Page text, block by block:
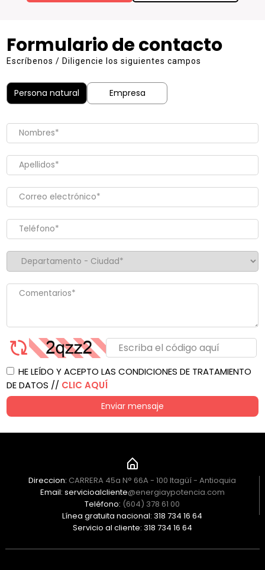
Formulario de contacto
Escríbenos / Diligencie los siguientes campos
Persona natural Empresa
HE LEÍDO Y ACEPTO LAS CONDICIONES DE TRATAMIENTO
DE DATOS // CLIC AQUÍ
Enviar mensaje
Direccion: CARRERA 45a N° 66A - 100 Itagüí - Antioquia
Email: servicioalcliente@energiaypotencia.com
Teléfono: (604) 378 61 00
Línea gratuita nacional: 318 734 16 64
Servicio al cliente: 318 734 16 64